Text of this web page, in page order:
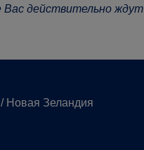
Вас действительно ждут
Новая Зеландия